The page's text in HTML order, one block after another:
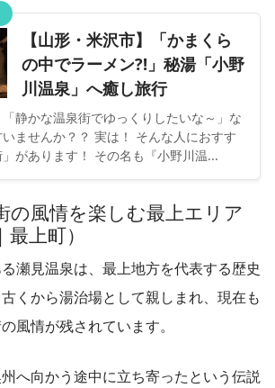
【山形・米沢市】「かまくら
の中でラーメン?!」秘湯「小野
川温泉」へ癒し旅行
静かな温泉街でゆっくりしたいな～」な
ませんか？？ 実は！ そんな人におすす
があります！ その名も『小野川温...
の風情を楽しむ最上エリア
最上町）
瀬見温泉は、最上地方を代表する歴史
くから湯治場として親しまれ、現在も
風情が残されています。
へ向かう途中に立ち寄ったという伝説